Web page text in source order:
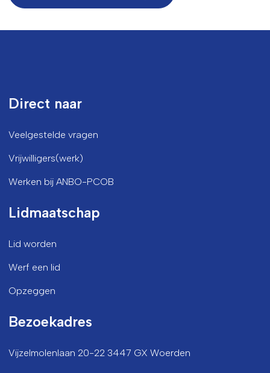
Direct naar
Veelgestelde vragen
Vrijwilligers(werk)
Werken bij ANBO-PCOB
Lidmaatschap
Lid worden
Werf een lid
Opzeggen
Bezoekadres
Vijzelmolenlaan 20-22 3447 GX Woerden